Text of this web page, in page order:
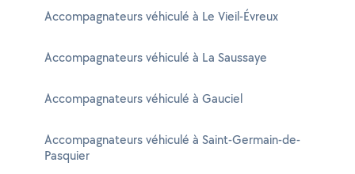
Accompagnateurs véhiculé à Le Vieil-Évreux
Accompagnateurs véhiculé à La Saussaye
Accompagnateurs véhiculé à Gauciel
Accompagnateurs véhiculé à Saint-Germain-de-
Pasquier